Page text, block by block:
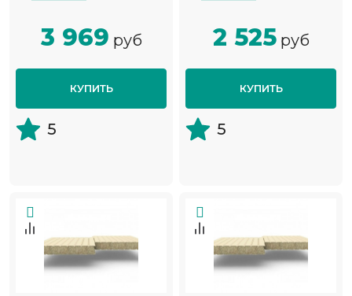
3 969 руб
КУПИТЬ
5
2 525руб
КУПИТЬ
5